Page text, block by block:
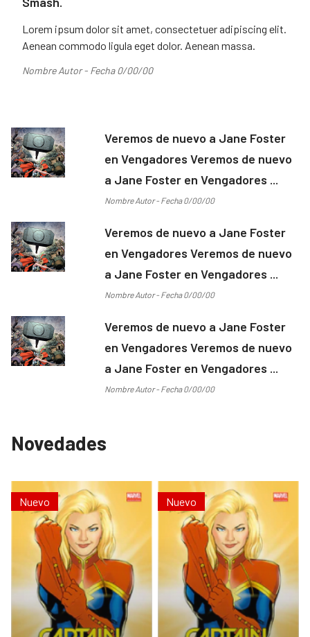
Lorem ipsum dolor sit amet, consectetuer adipiscing elit.
Aenean commodo ligula eget dolor. Aenean massa.
Nombre Autor - Fecha 0/00/00
Veremos de nuevo a Jane Foster
en Vengadores Veremos de nuevo
a Jane Foster en Vengadores ...
Nombre Autor - Fecha 0/00/00
Veremos de nuevo a Jane Foster
en Vengadores Veremos de nuevo
a Jane Foster en Vengadores ...
Nombre Autor - Fecha 0/00/00
Veremos de nuevo a Jane Foster
en Vengadores Veremos de nuevo
a Jane Foster en Vengadores ...
Nombre Autor - Fecha 0/00/00
Novedades
Nuevo Nuevo